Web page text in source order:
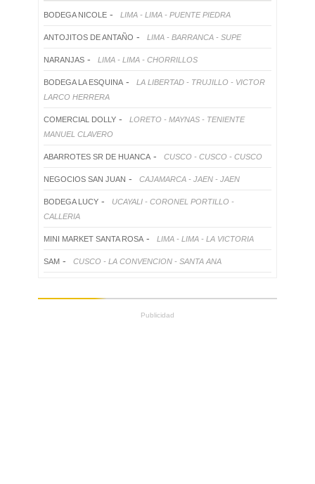
BODEGA NICOLE - LIMA - LIMA - PUENTE PIEDRA
ANTOJITOS DE ANTAÑO - LIMA - BARRANCA - SUPE
NARANJAS - LIMA - LIMA - CHORRILLOS
BODEGA LA ESQUINA -
LA LIBERTAD - TRUJILLO - VICTOR
LARCO HERRERA
COMERCIAL DOLLY -
LORETO - MAYNAS - TENIENTE
MANUEL CLAVERO
ABARROTES SR DE HUANCA - CUSCO - CUSCO - CUSCO
NEGOCIOS SAN JUAN - CAJAMARCA - JAEN - JAEN
BODEGA LUCY -
UCAYALI - CORONEL PORTILLO -
CALLERIA
MINI MARKET SANTA ROSA - LIMA - LIMA - LA VICTORIA
SAM - CUSCO - LA CONVENCION - SANTA ANA
Publicidad